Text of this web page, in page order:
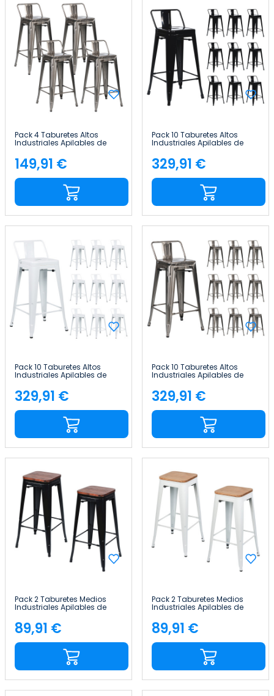
Pack 4 Taburetes Altos
Industriales Apilables de
Acero 41x41x85cm Thinia
Home
Precio
149,91 €
Pack 10 Taburetes Altos
Industriales Apilables de
Acero 41x41x85cm Thinia
Home
Precio
329,91 €
Pack 10 Taburetes Altos
Industriales Apilables de
Acero 41x41x85cm Thinia
Home
Precio
329,91 €
Pack 10 Taburetes Altos
Industriales Apilables de
Acero 41x41x85cm Thinia
Home
Precio
329,91 €
Pack 2 Taburetes Medios
Industriales Apilables de
Acero y Madera
43x43x76cm Thinia Home
Precio
89,91 €
Pack 2 Taburetes Medios
Industriales Apilables de
Acero y Madera
43x43x76cm Thinia Home
Precio
89,91 €